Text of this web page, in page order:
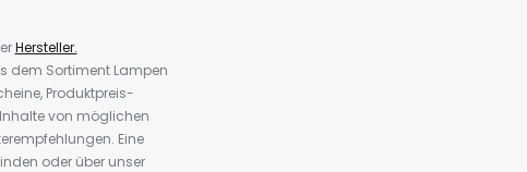
Hersteller.
dem Sortiment Lampen
Produktpreis-
von möglichen
Eine
oder über unser